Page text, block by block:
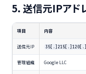
5. 送信元IPアド
項目 内容
送信元IP
管理組織 Google LLC